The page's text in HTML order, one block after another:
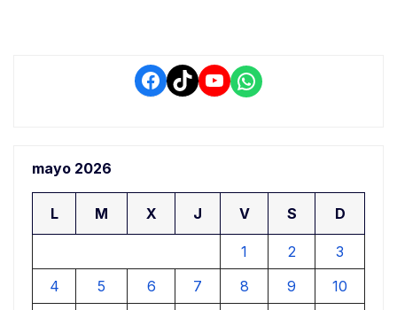
Facebook
TikTokYouTube
WhatsApp
mayo 2026
L M X J V S D
1 2
3
4
5 6 7 8 9
10